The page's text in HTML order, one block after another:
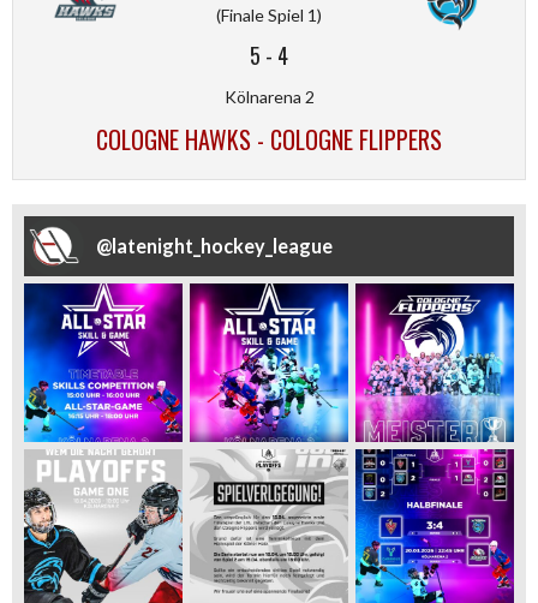
(Finale Spiel 1)
5 - 4
Kölnarena 2
COLOGNE HAWKS - COLOGNE FLIPPERS
@latenight_hockey_league